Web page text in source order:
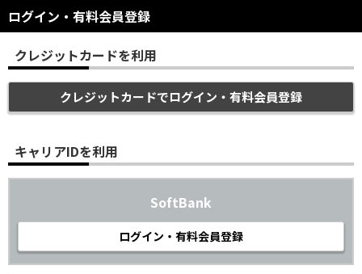
ログイン・有料会員登録
クレジットカードを利用
クレジットカードでログイン・有料会員登録
キャリアIDを利用
SoftBank
ログイン・有料会員登録